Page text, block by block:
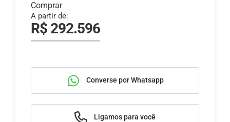
Comprar
A partir de:
R$ 292.596
Converse por Whatsapp
Ligamos para você